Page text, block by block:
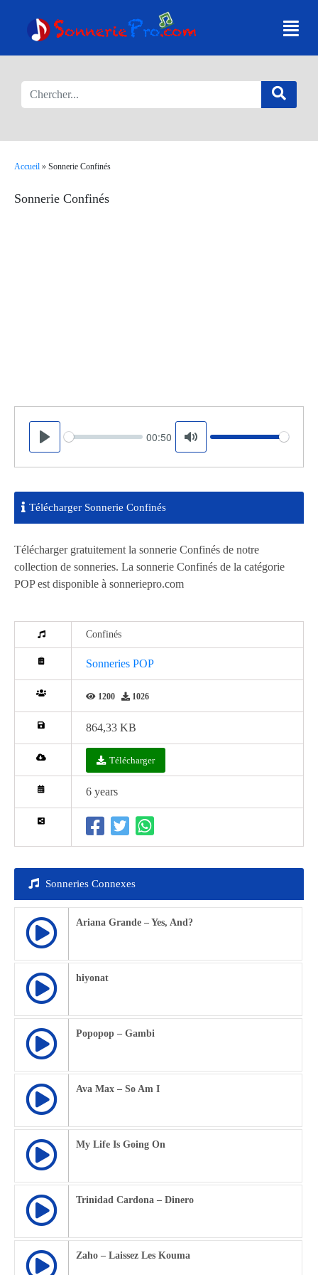
Accueil » Sonnerie Confinés
Sonnerie Confinés
Play
Seek 00:50
Mute
Volume
Télécharger Sonnerie Confinés
Télécharger gratuitement la sonnerie Confinés de notre
collection de sonneries. La sonnerie Confinés de la catégorie
POP est disponible à sonneriepro.com
Confinés
Sonneries POP
1200 1026
864,33 KB
Télécharger
6 years
Sonneries Connexes
Ariana Grande – Yes, And?
hiyonat
Popopop – Gambi
Ava Max – So Am I
My Life Is Going On
Trinidad Cardona – Dinero
Zaho – Laissez Les Kouma